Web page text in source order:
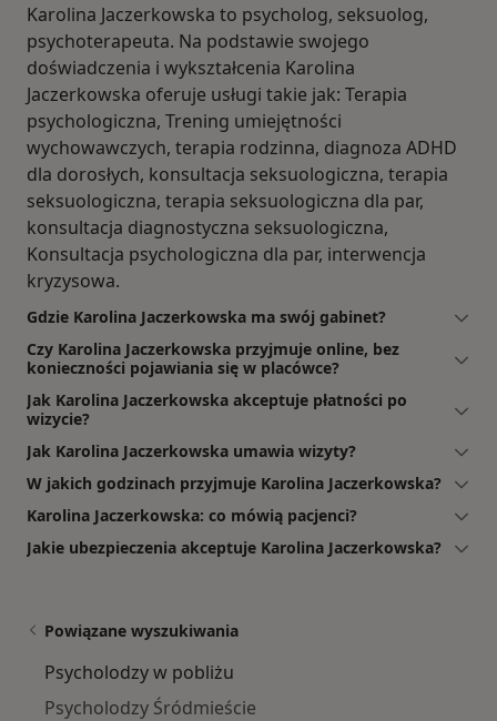
Karolina Jaczerkowska to psycholog, seksuolog,
psychoterapeuta. Na podstawie swojego
doświadczenia i wykształcenia Karolina
Jaczerkowska oferuje usługi takie jak: Terapia
psychologiczna, Trening umiejętności
wychowawczych, terapia rodzinna, diagnoza ADHD
dla dorosłych, konsultacja seksuologiczna, terapia
seksuologiczna, terapia seksuologiczna dla par,
konsultacja diagnostyczna seksuologiczna,
Konsultacja psychologiczna dla par, interwencja
kryzysowa.
Gdzie Karolina Jaczerkowska ma swój gabinet?
Czy Karolina Jaczerkowska przyjmuje online, bez
konieczności pojawiania się w placówce?
Jak Karolina Jaczerkowska akceptuje płatności po
wizycie?
Jak Karolina Jaczerkowska umawia wizyty?
W jakich godzinach przyjmuje Karolina Jaczerkowska?
Karolina Jaczerkowska: co mówią pacjenci?
Jakie ubezpieczenia akceptuje Karolina Jaczerkowska?
Powiązane wyszukiwania
Psycholodzy w pobliżu
Psycholodzy Śródmieście